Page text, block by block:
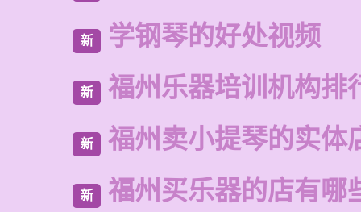
新 学钢琴的好处视频
新 福州乐器培训机构排
新 福州卖小提琴的实体
新 福州买乐器的店有哪